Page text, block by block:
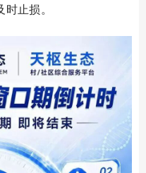
止损。